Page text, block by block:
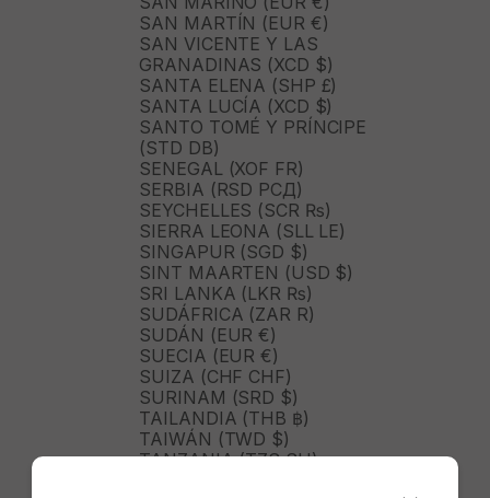
SAN MARTÍN (EUR €)
SAN VICENTE Y LAS
GRANADINAS (XCD $)
SANTA ELENA (SHP £)
SANTA LUCÍA (XCD $)
SANTO TOMÉ Y PRÍNCIPE
(STD DB)
SENEGAL (XOF FR)
SERBIA (RSD РСД)
SEYCHELLES (SCR ₨)
SIERRA LEONA (SLL LE)
SINGAPUR (SGD $)
SINT MAARTEN (USD $)
SRI LANKA (LKR ₨)
SUDÁFRICA (ZAR R)
SUDÁN (EUR €)
SUECIA (EUR €)
SUIZA (CHF CHF)
SURINAM (SRD $)
TAILANDIA (THB ฿)
TAIWÁN (TWD $)
TANZANIA (TZS SH)